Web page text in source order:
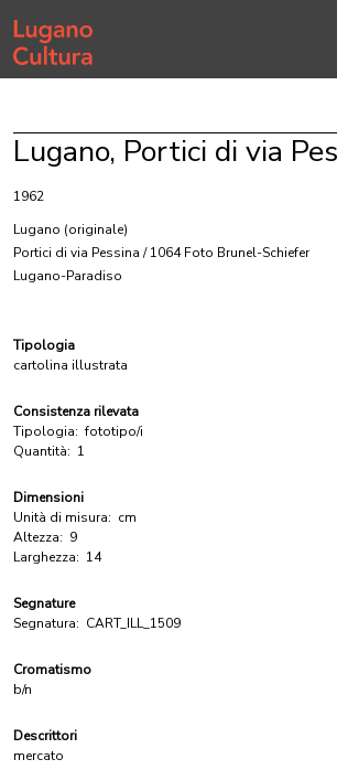
Home page
Lugano, Portici di via
1962
Lugano (originale)
Portici di via Pessina / 1064 Foto Brunel-Schiefer
Lugano-Paradiso
Tipologia
cartolina illustrata
Consistenza rilevata
Tipologia: fototipo/i
Quantità: 1
Dimensioni
Unità di misura: cm
Altezza: 9
Larghezza: 14
Segnature
Segnatura: CART_ILL_1509
Cromatismo
b/n
Descrittori
mercato